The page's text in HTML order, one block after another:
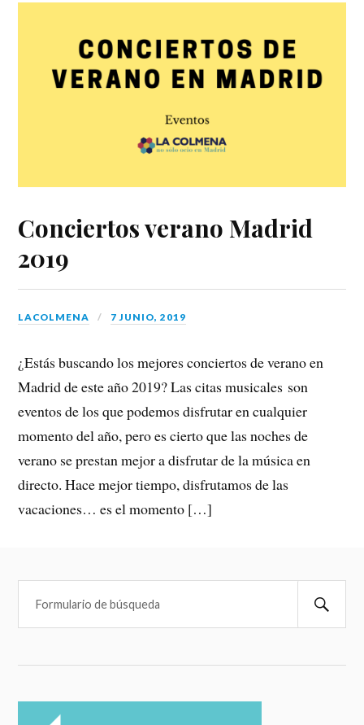
Conciertos verano Madrid
2019
LACOLMENA 7 JUNIO, 2019
¿Estás buscando los mejores conciertos de verano en
Madrid de este año 2019? Las citas musicales son
eventos de los que podemos disfrutar en cualquier
momento del año, pero es cierto que las noches de
verano se prestan mejor a disfrutar de la música en
directo. Hace mejor tiempo, disfrutamos de las
vacaciones… es el momento […]